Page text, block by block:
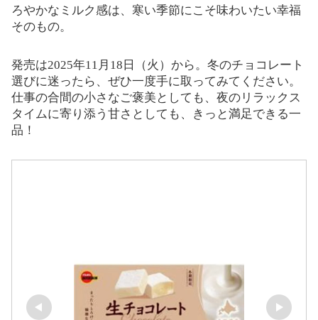
ろやかなミルク感は、寒い季節にこそ味わいたい幸福
そのもの。
発売は2025年11月18日（火）から。冬のチョコレート
選びに迷ったら、ぜひ一度手に取ってみてください。
仕事の合間の小さなご褒美としても、夜のリラックス
タイムに寄り添う甘さとしても、きっと満足できる一
品！